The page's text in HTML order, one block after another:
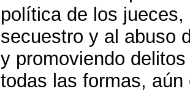
política de los
secuestro y al abuso
y promoviendo
todas las formas,